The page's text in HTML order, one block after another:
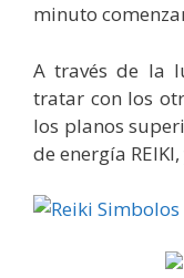
minuto
A través de la
tratar con los
los planos
de energía